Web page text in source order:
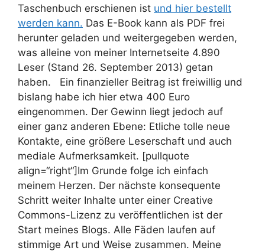
Taschenbuch erschienen ist und hier bestellt
werden kann. Das E-Book kann als PDF frei
herunter geladen und weitergegeben werden,
was alleine von meiner Internetseite 4.890
Leser (Stand 26. September 2013) getan
haben. Ein finanzieller Beitrag ist freiwillig und
bislang habe ich hier etwa 400 Euro
eingenommen. Der Gewinn liegt jedoch auf
einer ganz anderen Ebene: Etliche tolle neue
Kontakte, eine größere Leserschaft und auch
mediale Aufmerksamkeit. [pullquote
align=“right“]Im Grunde folge ich einfach
meinem Herzen. Der nächste konsequente
Schritt weiter Inhalte unter einer Creative
Commons-Lizenz zu veröffentlichen ist der
Start meines Blogs. Alle Fäden laufen auf
stimmige Art und Weise zusammen. Meine